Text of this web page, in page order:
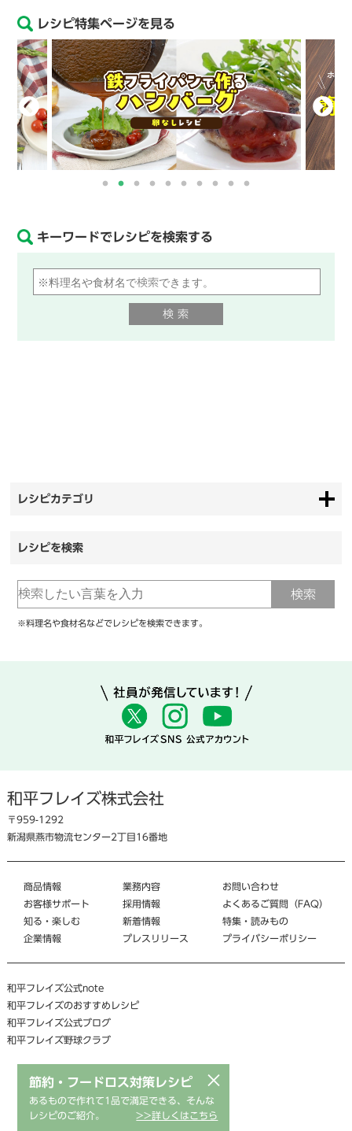
レシピ特集ページを見る
キーワードでレシピを検索する
レシピカテゴリ
レシピを検索
※料理名や食材名などでレシピを検索できます。
和平フレイズ株式会社
〒959-1292
新潟県燕市物流センター2丁目16番地
商品情報
お客様サポート
知る・楽しむ
企業情報
業務内容
採用情報
新着情報
プレスリリース
お問い合わせ
よくあるご質問（FAQ）
特集・読みもの
プライバシーポリシー
和平フレイズ公式note
和平フレイズのおすすめレシピ
和平フレイズ公式ブログ
和平フレイズ野球クラブ
×
節約・フードロス対策レシピ
あるもので作れて1品で満足できる、そんな
レシピのご紹介。
>>詳しくはこちら